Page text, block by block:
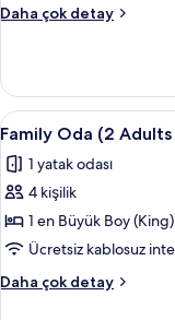
fotoğrafları
Daha çok detay
Family
4
Adults)
hakkında
fazla
detay
Family
Oda
(2
Adults
+
1
Child)
için
5
Family Oda (2 Adults
1 yatak odası
4 kişilik
1 en Büyük Boy
Ücretsiz kablosuz
Daha çok detay
Family